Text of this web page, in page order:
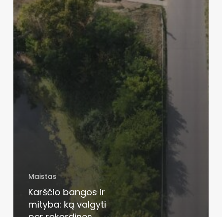
Maistas
Karščio bangos ir
mityba: ką valgyti